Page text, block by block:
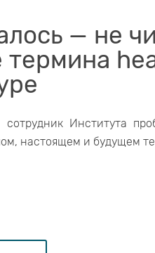
— не
Института
настоящем и будущем